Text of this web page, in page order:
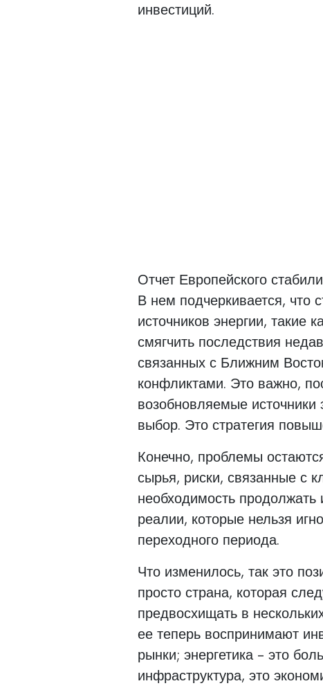
инвестиций.
Отчет Европейского
В нем подчеркивается, что
источников энергии, такие
смягчить последствия
связанных с Ближним
конфликтами. Это важно,
возобновляемые источники
выбор. Это стратегия
Конечно, проблемы
сырья, риски, связанные с
необходимость
реалии, которые нельзя
переходного периода.
Что изменилось, так это
просто страна, которая
предвосхищать в
ее теперь воспринимают
рынки; энергетика - это
инфраструктура, это